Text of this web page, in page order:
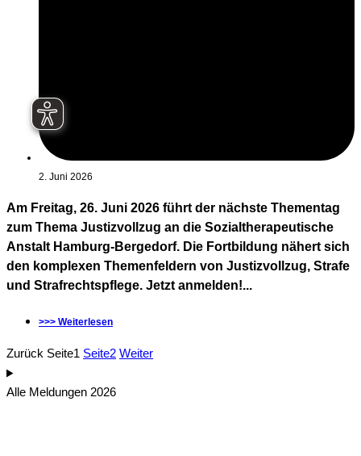
2. Juni 2026
Am Freitag, 26. Juni 2026 führt der nächste Thementag
zum Thema Justizvollzug an die Sozialtherapeutische
Anstalt Hamburg-Bergedorf. Die Fortbildung nähert sich
den komplexen Themenfeldern von Justizvollzug, Strafe
und Strafrechtspflege. Jetzt anmelden!...
>>> Weiterlesen
Zurück Seite1 Seite2 Weiter
Alle Meldungen 2026